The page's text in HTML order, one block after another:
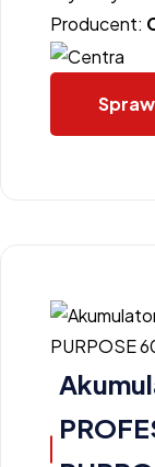
Producent: